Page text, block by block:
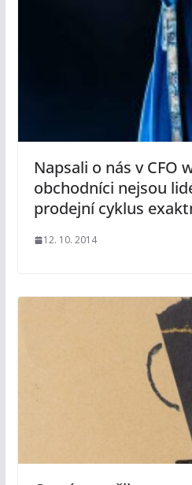
Napsali o nás v CFO
obchodníci nejsou
prodejní cyklus
12. 10. 2014